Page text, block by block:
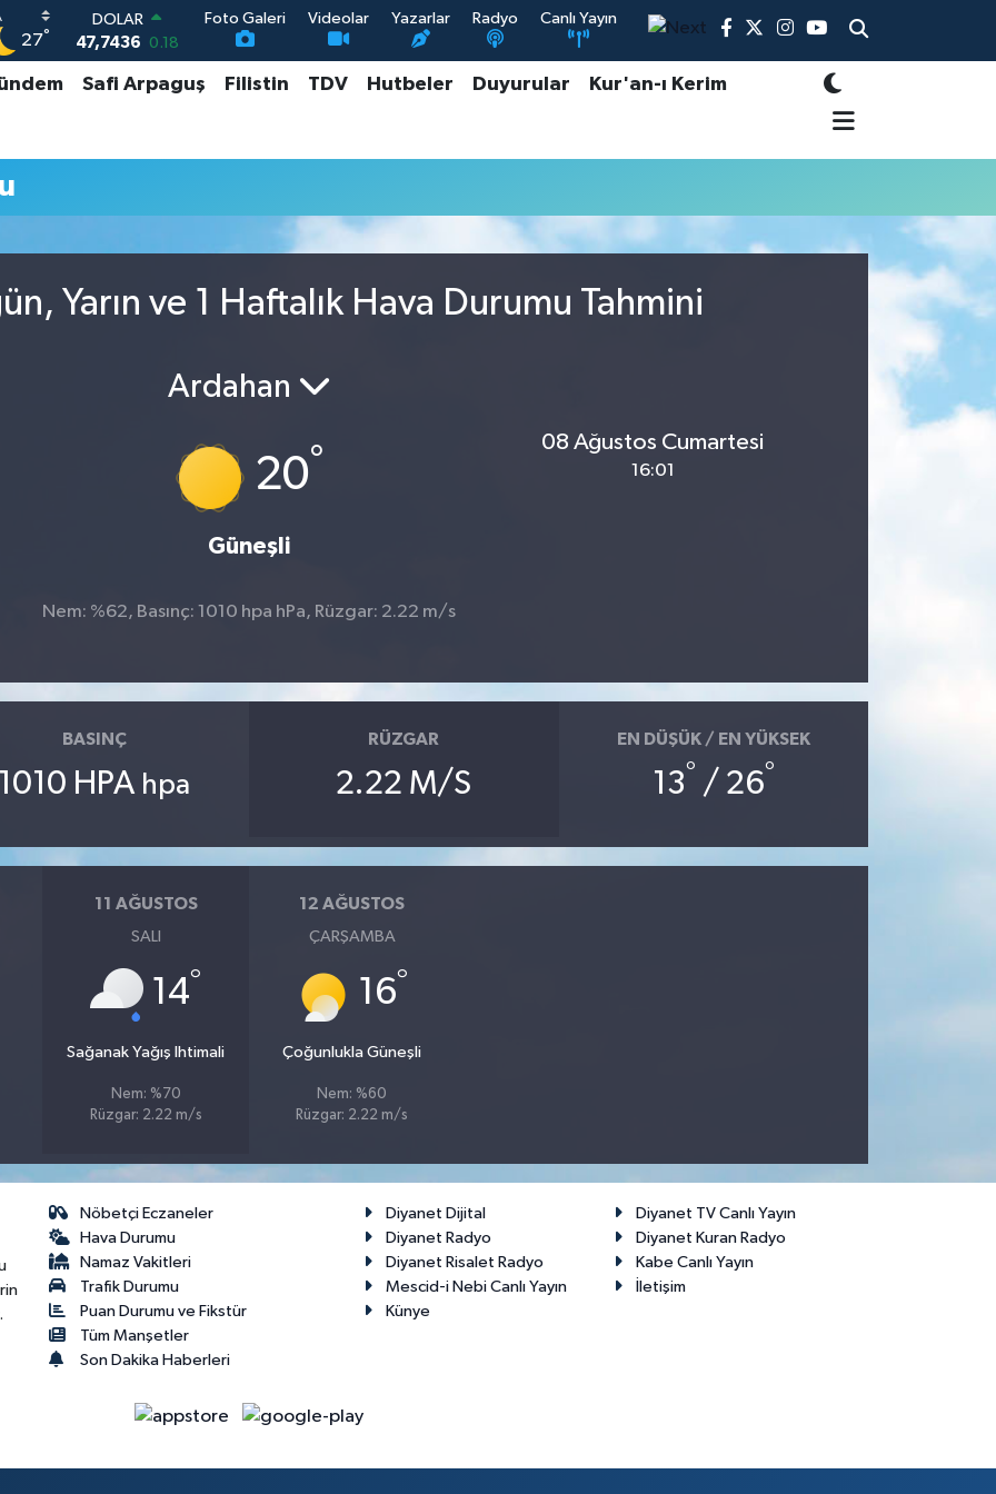
27°
DOLAR
47,7436 0.18
EURO
55,2510 0.32
GRAM ALTIN
Foto Galeri Videolar Yazarlar Radyo Canlı Yayın
Safi Arpaguş Filistin TDV Hutbeler Duyurular Kur'an-ı Kerim
Yarın ve 1 Haftalık Hava Durumu Tahmini
Ardahan
20°
Güneşli
08 Ağustos Cumartesi
16:01
Nem: %62, Basınç: 1010 hpa hPa, Rüzgar: 2.22 m/s
BASINÇ
1010 HPA hpa
RÜZGAR
2.22 M/S
EN DÜŞÜK / EN YÜKSEK
13° / 26°
11 AĞUSTOS
SALI
14°
Sağanak Yağış Ihtimali
Nem: %70
Rüzgar: 2.22 m/s
12 AĞUSTOS
ÇARŞAMBA
16°
Çoğunlukla Güneşli
Nem: %60
Rüzgar: 2.22 m/s
Nöbetçi Eczaneler
Hava Durumu
Namaz Vakitleri
Trafik Durumu
Puan Durumu ve Fikstür
Tüm Manşetler
Son Dakika Haberleri
Diyanet Dijital
Diyanet TV Canlı Yayın
Diyanet Radyo
Diyanet Kuran Radyo
Diyanet Risalet Radyo
Kabe Canlı Yayın
Mescid-i Nebi Canlı Yayın
İletişim
Künye